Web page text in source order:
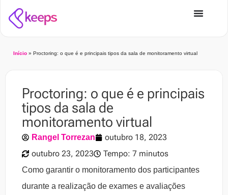
Início » Proctoring: o que é e principais tipos da sala de monitoramento virtual
Proctoring: o que é e principais
tipos da sala de
monitoramento virtual
Rangel Torrezan
outubro 18, 2023
outubro 23, 2023
Tempo: 7 minutos
Como garantir o monitoramento dos participantes
durante a realização de exames e avaliações